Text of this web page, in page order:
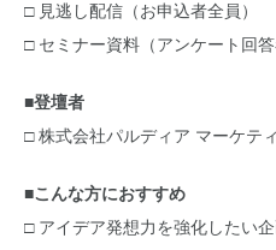
□ 見逃し配信（お申込者全員）
□ セミナー資料（アンケート回答
■登壇者
□ 株式会社パルディア マーケテ
■こんな方におすすめ
□ アイデア発想力を強化したい